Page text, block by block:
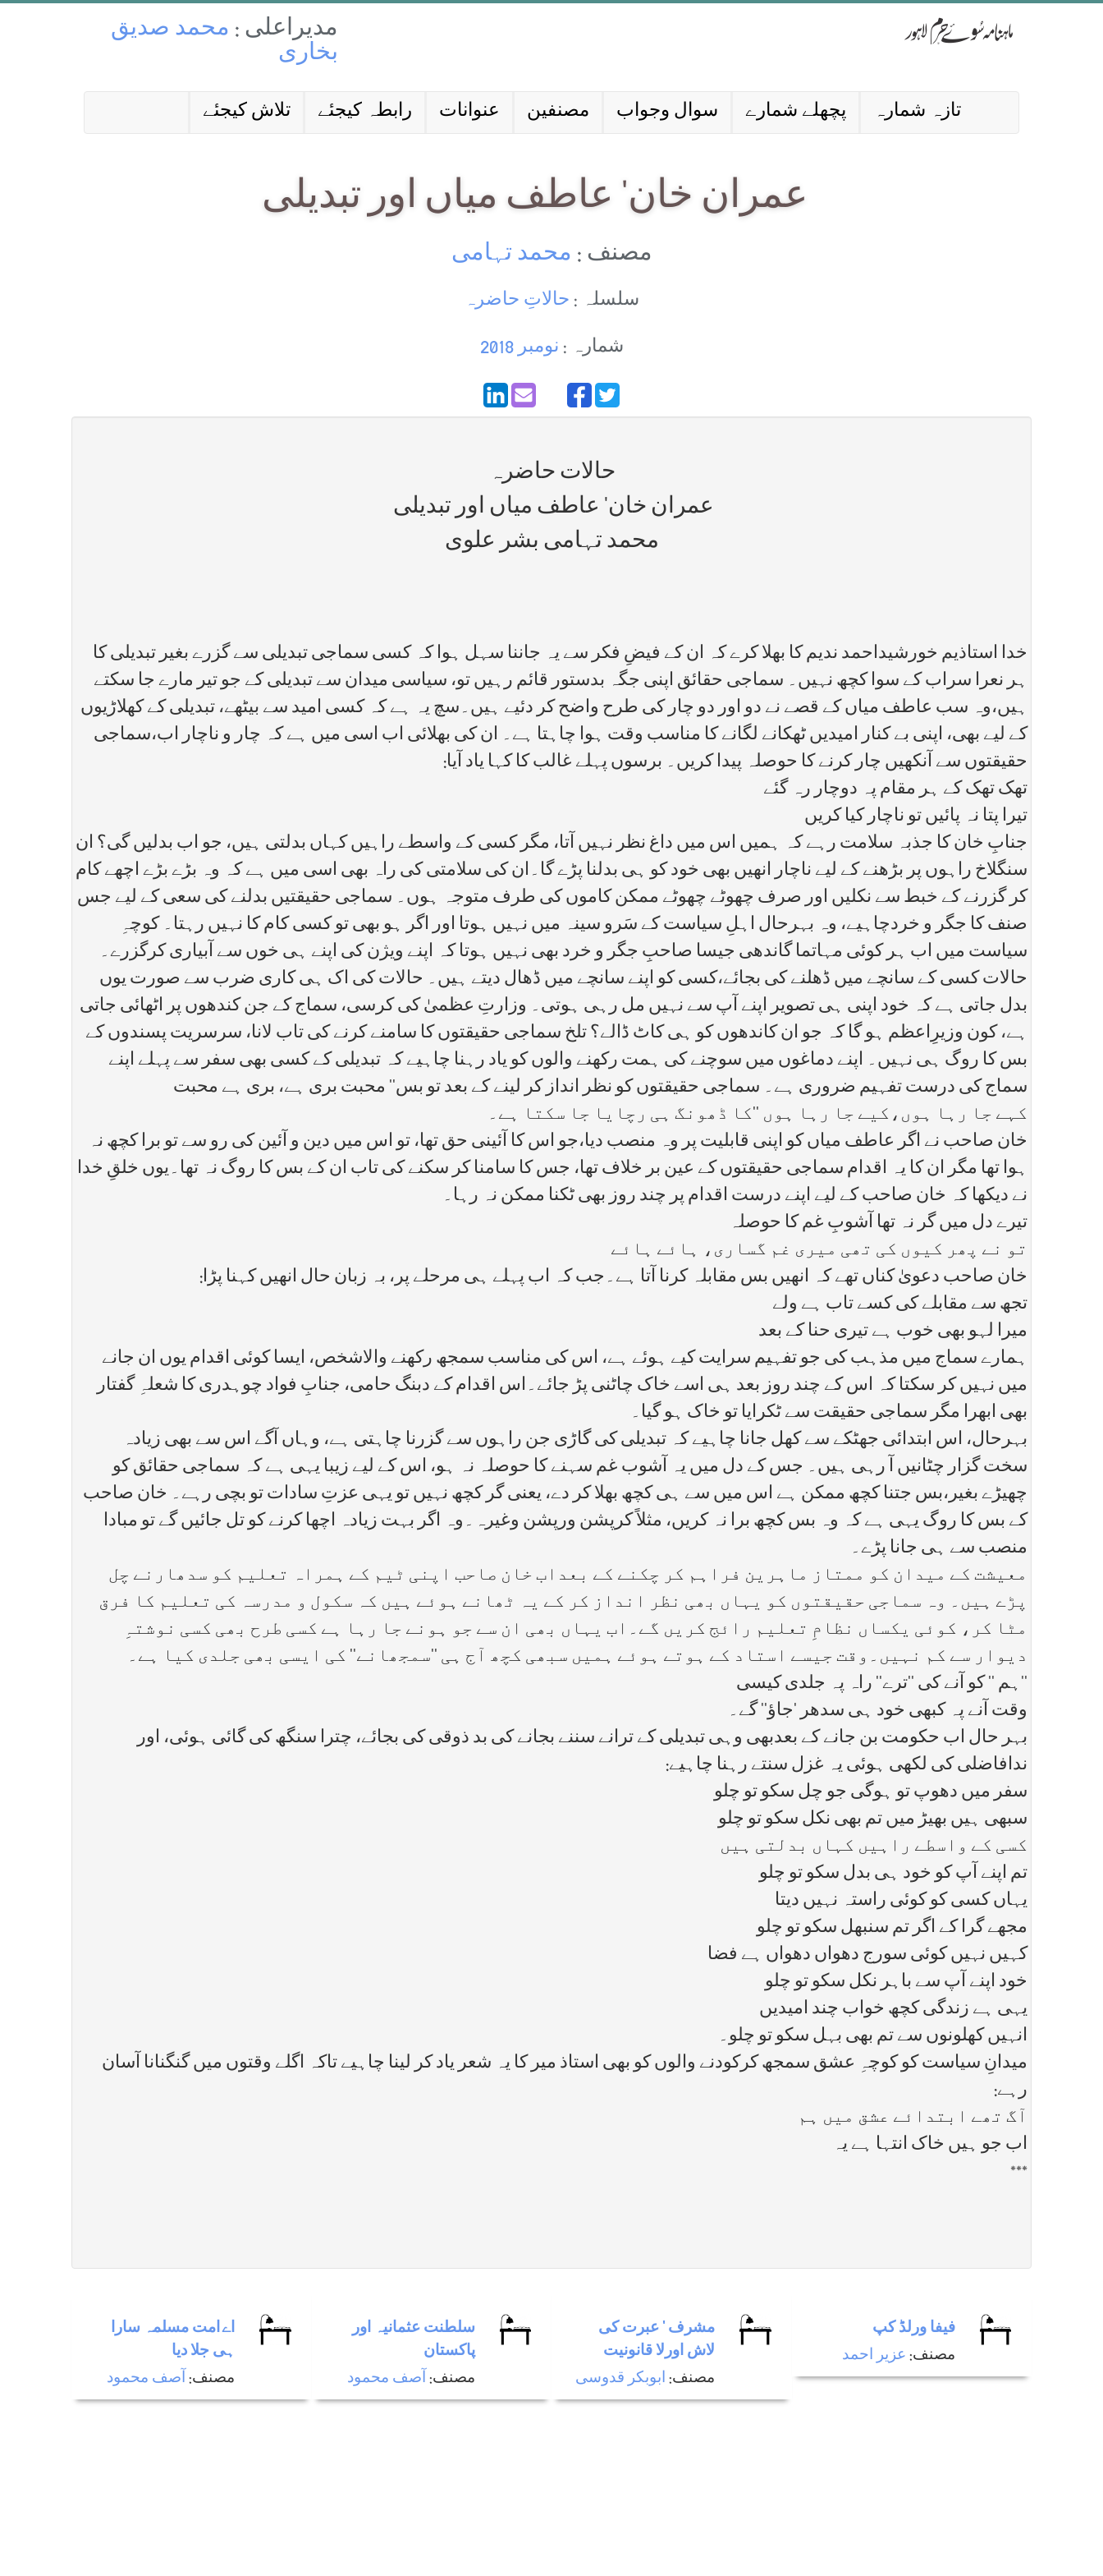
مدیراعلی : محمد صدیق
بخاری
تلاش کیجئے رابطہ کیجئے عنوانات مصنفین سوال وجواب پچھلے شمارے تازہ شمارہ
عمران خان‘ عاطف میاں اور تبدیلی
مصنف : محمد تہامی
سلسلہ : حالاتِ حاضرہ
شمارہ : نومبر 2018
حالات حاضرہ
عمران خان‘ عاطف میاں اور تبدیلی
محمد تہامی بشر علوی
خدا استاذیم خورشیداحمد ندیم کا بھلا کرے کہ ان کے فیضِ فکر سے یہ جاننا سہل ہوا کہ کسی سماجی تبدیلی سے گزرے بغیر تبدیلی کا
ہر نعرا سراب کے سوا کچھ نہیں۔ سماجی حقائق اپنی جگہ بدستور قائم رہیں تو، سیاسی میدان سے تبدیلی کے جو تیر مارے جا سکتے
ہیں،وہ سب عاطف میاں کے قصے نے دو اور دو چار کی طرح واضح کر دئیے ہیں۔سچ یہ ہے کہ کسی امید سے بیٹھے، تبدیلی کے کھلاڑیوں
کے لیے بھی، اپنی بے کنار امیدیں ٹھکانے لگانے کا مناسب وقت ہوا چاہتا ہے۔ ان کی بھلائی اب اسی میں ہے کہ چار و ناچار اب،سماجی
حقیقتوں سے آنکھیں چار کرنے کا حوصلہ پیدا کریں۔ برسوں پہلے غالب کا کہا یاد آیا:
تھک تھک کے ہر مقام پہ دوچار رہ گئے
تیرا پتا نہ پائیں تو ناچار کیا کریں
جنابِ خان کا جذبہ سلامت رہے کہ ہمیں اس میں داغ نظر نہیں آتا، مگر کسی کے واسطے راہیں کہاں بدلتی ہیں، جو اب بدلیں گی؟ ان
سنگلاخ راہوں پر بڑھنے کے لیے ناچار انھیں بھی خود کو ہی بدلنا پڑے گا۔ان کی سلامتی کی راہ بھی اسی میں ہے کہ وہ بڑے بڑے اچھے کام
کر گزرنے کے خبط سے نکلیں اور صرف چھوٹے چھوٹے ممکن کاموں کی طرف متوجہ ہوں۔ سماجی حقیقتیں بدلنے کی سعی کے لیے جس
صنف کا جگر و خردچاہیے، وہ بہرحال اہلِ سیاست کے سَرو سینہ میں نہیں ہوتا اور اگر ہو بھی تو کسی کام کا نہیں رہتا۔ کوچہِ
سیاست میں اب ہر کوئی مہاتما گاندھی جیسا صاحبِ جگر و خرد بھی نہیں ہوتا کہ اپنے ویژن کی اپنے ہی خوں سے آبیاری کرگزرے۔
حالات کسی کے سانچے میں ڈھلنے کی بجائے،کسی کو اپنے سانچے میں ڈھال دیتے ہیں۔ حالات کی اک ہی کاری ضرب سے صورت یوں
بدل جاتی ہے کہ خود اپنی ہی تصویر اپنے آپ سے نہیں مل رہی ہوتی۔ وزارتِ عظمیٰ کی کرسی، سماج کے جن کندھوں پر اٹھائی جاتی
ہے، کون وزیرِاعظم ہو گا کہ جو ان کاندھوں کو ہی کاٹ ڈالے؟ تلخ سماجی حقیقتوں کا سامنے کرنے کی تاب لانا، سرسریت پسندوں کے
بس کا روگ ہی نہیں۔ اپنے دماغوں میں سوچنے کی ہمت رکھنے والوں کو یاد رہنا چاہیے کہ تبدیلی کے کسی بھی سفر سے پہلے اپنے
سماج کی درست تفہیم ضروری ہے۔ سماجی حقیقتوں کو نظر انداز کر لینے کے بعد تو بس'' محبت بری ہے، بری ہے محبت
کہے جا رہا ہوں،کیے جا رہا ہوں ''کا ڈھونگ ہی رچایا جا سکتا ہے۔
خان صاحب نے اگر عاطف میاں کو اپنی قابلیت پر وہ منصب دیا،جو اس کا آئینی حق تھا، تو اس میں دین و آئین کی رو سے تو برا کچھ نہ
ہوا تھا مگر ان کا یہ اقدام سماجی حقیقتوں کے عین بر خلاف تھا، جس کا سامنا کر سکنے کی تاب ان کے بس کا روگ نہ تھا۔یوں خلقِ خدا
نے دیکھا کہ خان صاحب کے لیے اپنے درست اقدام پر چند روز بھی ٹکنا ممکن نہ رہا۔
تیرے دل میں گر نہ تھا آشوبِ غم کا حوصلہ
تو نے پھر کیوں کی تھی میری غم گساری، ہائے ہائے
خان صاحب دعویٰ کناں تھے کہ انھیں بس مقابلہ کرنا آتا ہے۔جب کہ اب پہلے ہی مرحلے پر، بہ زبان حال انھیں کہنا پڑا:
تجھ سے مقابلے کی کسے تاب ہے ولے
میرا لہو بھی خوب ہے تیری حنا کے بعد
ہمارے سماج میں مذہب کی جو تفہیم سرایت کیے ہوئے ہے، اس کی مناسب سمجھ رکھنے والاشخص، ایسا کوئی اقدام یوں ان جانے
میں نہیں کر سکتا کہ اس کے چند روز بعد ہی اسے خاک چاٹنی پڑ جائے۔اس اقدام کے دبنگ حامی، جنابِ فواد چوہدری کا شعلہِ گفتار
بھی ابھرا مگر سماجی حقیقت سے ٹکرایا تو خاک ہو گیا۔
بہرحال، اس ابتدائی جھٹکے سے کھل جانا چاہیے کہ تبدیلی کی گاڑی جن راہوں سے گزرنا چاہتی ہے، وہاں آگے اس سے بھی زیادہ
سخت گزار چٹانیں آ رہی ہیں۔ جس کے دل میں یہ آشوب غم سہنے کا حوصلہ نہ ہو، اس کے لیے زیبا یہی ہے کہ سماجی حقائق کو
چھیڑے بغیر،بس جتنا کچھ ممکن ہے اس میں سے ہی کچھ بھلا کر دے، یعنی گر کچھ نہیں تو یہی عزتِ سادات تو بچی رہے۔ خان صاحب
کے بس کا روگ یہی ہے کہ وہ بس کچھ برا نہ کریں، مثلاً کرپشن ورپشن وغیرہ۔وہ اگر بہت زیادہ اچھا کرنے کو تل جائیں گے تو مبادا
منصب سے ہی جانا پڑے۔
معیشت کے میدان کو ممتاز ماہرین فراہم کر چکنے کے بعداب خان صاحب اپنی ٹیم کے ہمراہ تعلیم کو سدھارنے چل
پڑے ہیں۔ وہ سماجی حقیقتوں کو یہاں بھی نظر انداز کر کے یہ ٹھانے ہوئے ہیں کہ سکول و مدرسہ کی تعلیم کا فرق
مٹا کر، کوئی یکساں نظامِ تعلیم رائج کریں گے۔اب یہاں بھی ان سے جو ہونے جا رہا ہے کسی طرح بھی کسی نوشتہِ
دیوار سے کم نہیں۔وقت جیسے استاد کے ہوتے ہوئے ہمیں سبھی کچھ آج ہی ''سمجھانے'' کی ایسی بھی جلدی کیا ہے۔
''ہم '' کو آنے کی ''ترے'' راہ پہ جلدی کیسی
وقت آنے پہ کبھی خود ہی سدھر 'جاؤ'' گے۔
بہر حال اب حکومت بن جانے کے بعدبھی وہی تبدیلی کے ترانے سننے بجانے کی بد ذوقی کی بجائے، چترا سنگھ کی گائی ہوئی، اور
ندافاضلی کی لکھی ہوئی یہ غزل سنتے رہنا چاہیے:
سفر میں دھوپ تو ہوگی جو چل سکو تو چلو
سبھی ہیں بھیڑ میں تم بھی نکل سکو تو چلو
کسی کے واسطے راہیں کہاں بدلتی ہیں
تم اپنے آپ کو خود ہی بدل سکو تو چلو
یہاں کسی کو کوئی راستہ نہیں دیتا
مجھے گرا کے اگر تم سنبھل سکو تو چلو
کہیں نہیں کوئی سورج دھواں دھواں ہے فضا
خود اپنے آپ سے باہر نکل سکو تو چلو
یہی ہے زندگی کچھ خواب چند امیدیں
انہیں کھلونوں سے تم بھی بہل سکو تو چلو۔
میدانِ سیاست کو کوچہِ عشق سمجھ کرکودنے والوں کو بھی استاذ میر کا یہ شعر یاد کر لینا چاہیے تاکہ اگلے وقتوں میں گنگنانا آسان
رہے:
آگ تھے ابتدائے عشق میں ہم
اب جو ہیں خاک انتہا ہے یہ
***
اے امت مسلمہ سارا
ہی جلا دیا
مصنف: آصف محمود
سلطنت عثمانیہ اور
پاکستان
مصنف: آصف محمود
مشرف ‘ عبرت كی
لاش اورلا قانونیت
مصنف: ابوبکر قدوسی
فيفا ورلڈ كپ
مصنف: عزير احمد